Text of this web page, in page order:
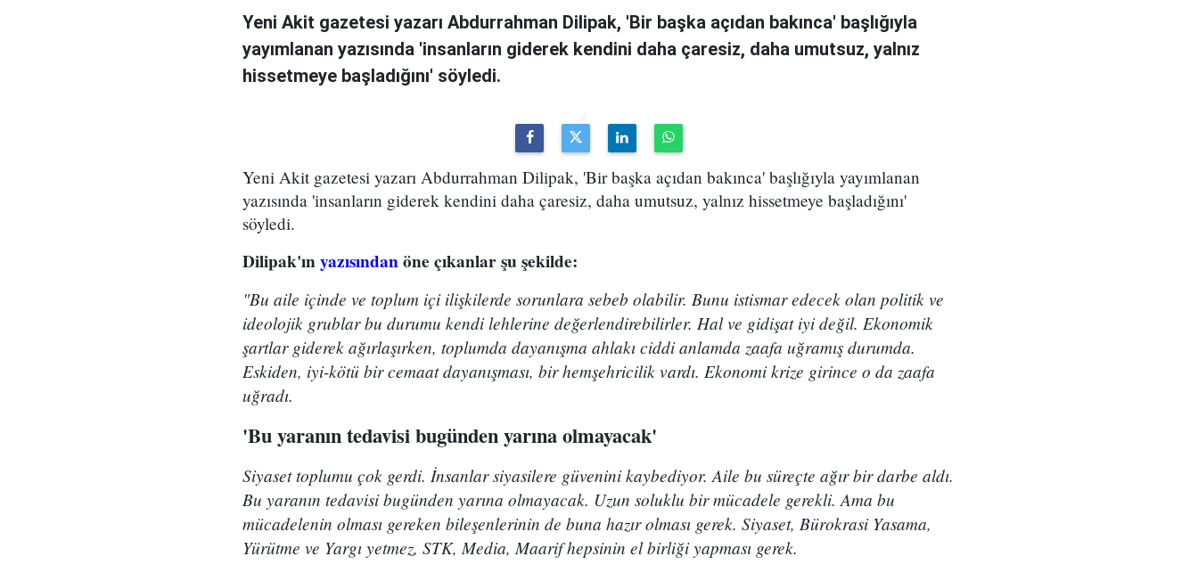
Yeni Akit gazetesi yazarı Abdurrahman Dilipak, 'Bir başka açıdan bakınca' başlığıyla
yayımlanan yazısında 'insanların giderek kendini daha çaresiz, daha umutsuz, yalnız
hissetmeye başladığını' söyledi.
Yeni Akit gazetesi yazarı Abdurrahman Dilipak, 'Bir başka açıdan bakınca' başlığıyla yayımlanan
yazısında 'insanların giderek kendini daha çaresiz, daha umutsuz, yalnız hissetmeye başladığını'
söyledi.
Dilipak'ınyazısındanöne çıkanlar şu şekilde:
"Bu aile içinde ve toplum içi ilişkilerde sorunlara sebeb olabilir. Bunu istismar edecek olan politik ve
ideolojik grublar bu durumu kendi lehlerine değerlendirebilirler. Hal ve gidişat iyi değil. Ekonomik
şartlar giderek ağırlaşırken, toplumda dayanışma ahlakı ciddi anlamda zaafa uğramış durumda.
Eskiden, iyi-kötü bir cemaat dayanışması, bir hemşehricilik vardı. Ekonomi krize girince o da zaafa
uğradı.
'Bu yaranın tedavisi bugünden yarına olmayacak'
Siyaset toplumu çok gerdi. İnsanlar siyasilere güvenini kaybediyor. Aile bu süreçte ağır bir darbe aldı.
Bu yaranın tedavisi bugünden yarına olmayacak. Uzun soluklu bir mücadele gerekli. Ama bu
mücadelenin olması gereken bileşenlerinin de buna hazır olması gerek. Siyaset, Bürokrasi Yasama,
Yürütme ve Yargı yetmez, STK, Media, Maarif hepsinin el birliği yapması gerek.